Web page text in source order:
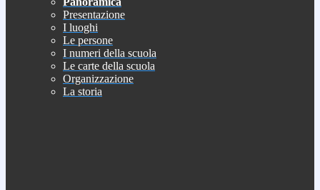
Presentazione
I luoghi
Le persone
I numeri della scuola
Le carte della scuola
Organizzazione
La storia